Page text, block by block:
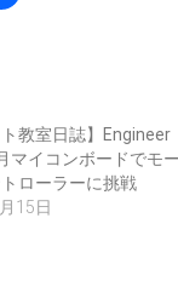
ト教室日誌】Engineer
マイコンボードでモー
ローラーに挑戦
15日